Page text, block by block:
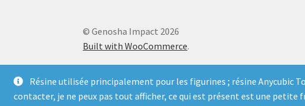
Résine utilisée principalement pour les figurines ; résine Anycubic
contacter, je ne peux pas tout afficher, ce qui est présent est une petite
© Genosha Impact 2026
Built with WooCommerce.